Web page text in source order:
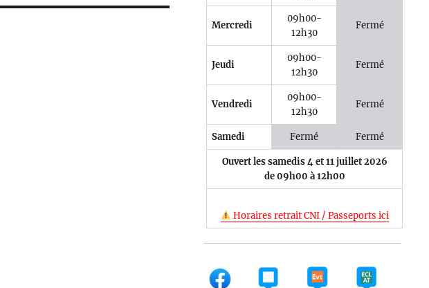
Mercredi
09h00-
12h30
Fermé
Jeudi
09h00-
12h30
Fermé
Vendredi
09h00-
12h30
Fermé
Samedi Fermé Fermé
Ouvert les samedis 4 et 11 juillet 2026
de 09h00 à 12h00
Horaires retrait CNI / Passeports ici